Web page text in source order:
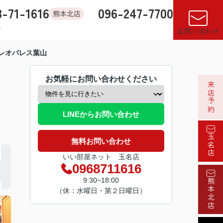
71-1616 熊本北店 096-247-7700
お問い合わせ
オパレス葉山
お気軽にお問い合わせください
LINEからお問い合わせ
無料お問い合わせ
いい部屋ネット 玉名店
0968711616
9:30~18:00
（休：水曜日・第２日曜日）
来店予約
玉名店
熊本北店